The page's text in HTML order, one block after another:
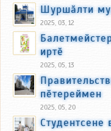
Шуршӑлти
2025, 03, 12
иртӗ
2025, 05, 13
пӗтереймен
2025, 05, 20
Студентсене